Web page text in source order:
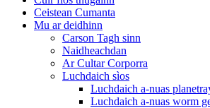
Ceistean Cumanta
Mu ar deidhinn
Carson Tagh sinn
Naidheachdan
Ar Cultar Corporra
Luchdaich sìos
Luchdaich a-nuas
Luchdaich a-nuas worm